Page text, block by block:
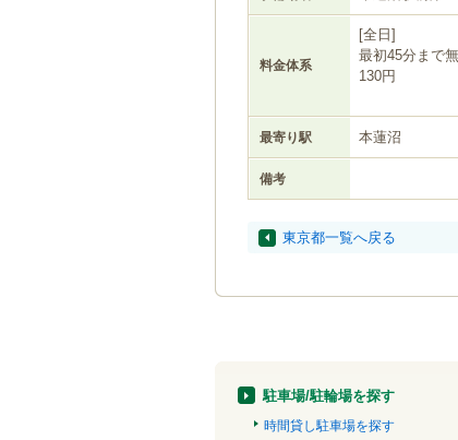
料金体系
[全日]
最初45分まで
130円
最寄り駅 本蓮沼
備考
東京都一覧へ戻る
駐車場/駐輪場を探す
時間貸し駐車場を探す